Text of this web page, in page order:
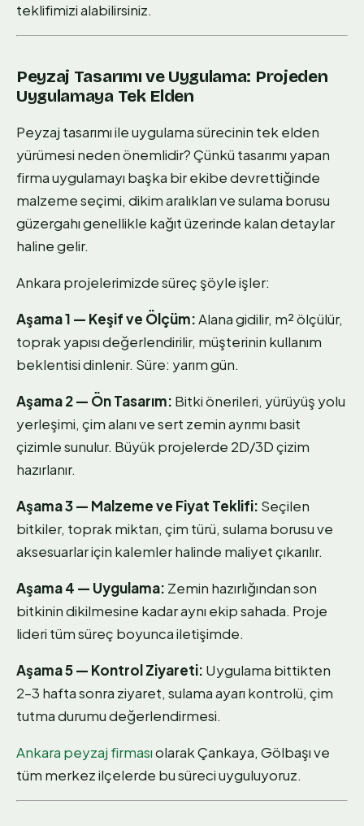
teklifimizi alabilirsiniz.
Peyzaj Tasarımı ve Uygulama: Projeden
Uygulamaya Tek Elden
Peyzaj tasarımı ile uygulama sürecinin tek elden
yürümesi neden önemlidir? Çünkü tasarımı yapan
firma uygulamayı başka bir ekibe devrettiğinde
malzeme seçimi, dikim aralıkları ve sulama borusu
güzergahı genellikle kağıt üzerinde kalan detaylar
haline gelir.
Ankara projelerimizde süreç şöyle işler:
Aşama 1 — Keşif ve Ölçüm:Alana gidilir, m² ölçülür,
toprak yapısı değerlendirilir, müşterinin kullanım
beklentisi dinlenir. Süre: yarım gün.
Aşama 2 — Ön Tasarım: Bitki önerileri, yürüyüş yolu
yerleşimi, çim alanı ve sert zemin ayrımı basit
çizimle sunulur. Büyük projelerde 2D/3D çizim
hazırlanır.
Aşama 3 — Malzeme ve Fiyat Teklifi: Seçilen
bitkiler, toprak miktarı, çim türü, sulama borusu ve
aksesuarlar için kalemler halinde maliyet çıkarılır.
Aşama 4 — Uygulama: Zemin hazırlığından son
bitkinin dikilmesine kadar aynı ekip sahada. Proje
lideri tüm süreç boyunca iletişimde.
Aşama 5 — Kontrol Ziyareti: Uygulama bittikten
2–3 hafta sonra ziyaret, sulama ayarı kontrolü, çim
tutma durumu değerlendirmesi.
Ankara peyzaj firmasıolarak Çankaya, Gölbaşı ve
tüm merkez ilçelerde bu süreci uyguluyoruz.